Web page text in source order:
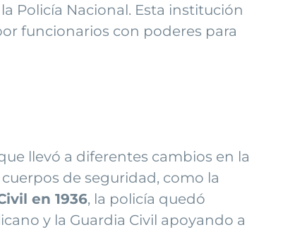
Policía Nacional. Esta institución
funcionarios con poderes para
llevó a diferentes cambios en la
de seguridad, como la
en 1936, la policía quedó
y la Guardia Civil apoyando a